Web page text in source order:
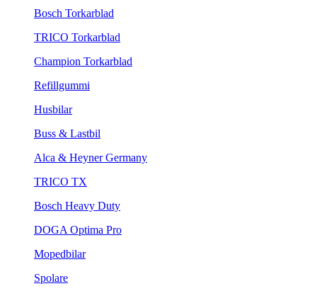
Bosch Torkarblad
TRICO Torkarblad
Champion Torkarblad
Refillgummi
Husbilar
Buss & Lastbil
Alca & Heyner Germany
TRICO TX
Bosch Heavy Duty
DOGA Optima Pro
Mopedbilar
Spolare